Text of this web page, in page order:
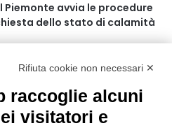
Piemonte avvia le procedure
dello stato di calamità
ecco il programma del
Rifiuta cookie non necessari ✕
raccoglie alcuni
visitatori e